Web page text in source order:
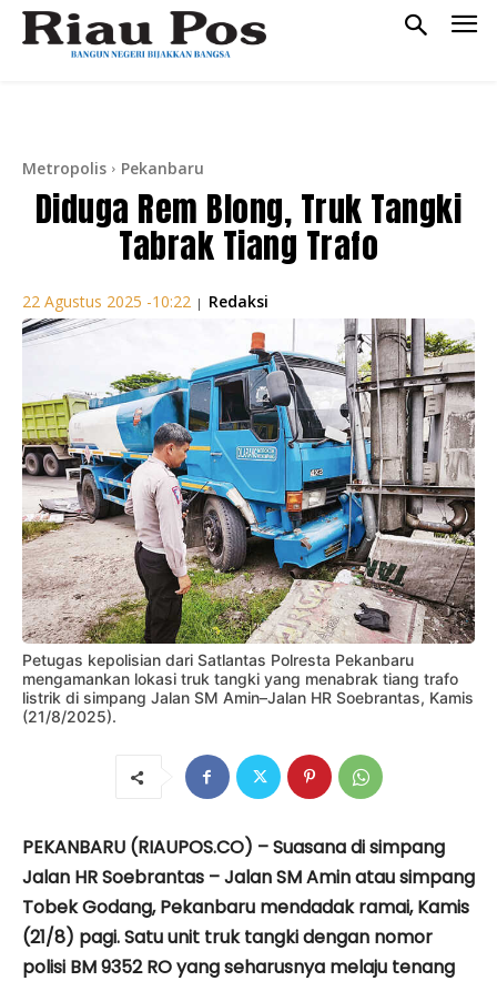
Metropolis Pekanbaru
Diduga Rem Blong, Truk Tangki
Tabrak Tiang Trafo
22 Agustus 2025 -10:22 | Redaksi
Petugas kepolisian dari Satlantas Polresta Pekanbaru
mengamankan lokasi truk tangki yang menabrak tiang trafo
listrik di simpang Jalan SM Amin–Jalan HR Soebrantas, Kamis
(21/8/2025).
PEKANBARU (RIAUPOS.CO) – Suasana di simpang
Jalan HR Soebrantas – Jalan SM Amin atau simpang
Tobek Godang, Pekanbaru mendadak ramai, Kamis
(21/8) pagi. Satu unit truk tangki dengan nomor
polisi BM 9352 RO yang seharusnya melaju tenang